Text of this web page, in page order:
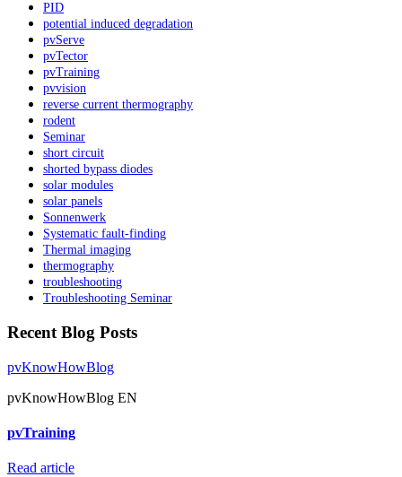
PID
potential induced degradation
pvServe
pvTector
pvTraining
pvvision
reverse current thermography
rodent
Seminar
short circuit
shorted bypass diodes
solar modules
solar panels
Sonnenwerk
Systematic fault-finding
Thermal imaging
thermography
troubleshooting
Troubleshooting Seminar
Recent Blog Posts
pvKnowHowBlog
pvKnowHowBlog EN
pvTraining
Read article